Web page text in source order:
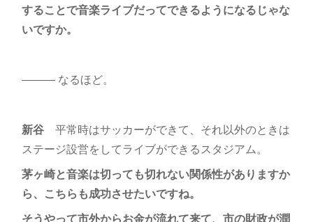
することで音楽ライブだってできるようになるじゃな
いですか。
――― なるほど。
新谷平常時はサッカーができて、それ以外のときは
ステージ設営をしてライブができるスタジアム。
茅ヶ崎と音楽は切っても切れない関係性がありますか
ら、こちらも成功させたいですね。
そうやって市外からお金が流れて来て、市の財政が潤